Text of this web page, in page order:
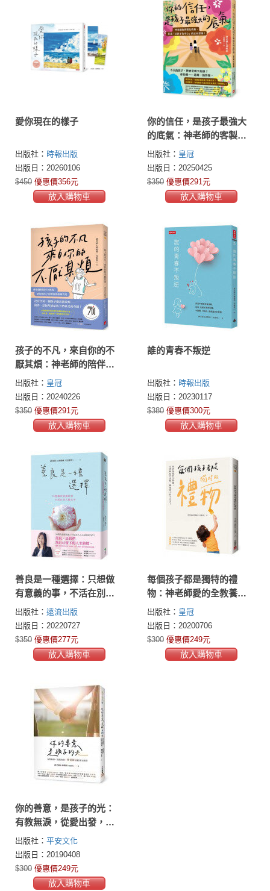
愛你現在的樣子
出版社： 時報出版
出版日：20260106
$450 優惠價356元
放入購物車
你的信任，是孩子最強大
的底氣：神老師的客製化
教養，打造「以孩子為中
心」的正向思維！
出版社： 皇冠
出版日：20250425
$350 優惠價291元
放入購物車
孩子的不凡，來自你的不
厭其煩：神老師的陪伴全
教養，讓每個孩子的價值
都能被看見
出版社： 皇冠
出版日：20240226
$350 優惠價291元
放入購物車
誰的青春不叛逆
出版社： 時報出版
出版日：20230117
$380 優惠價300元
放入購物車
善良是一種選擇：只想做
有意義的事，不活在別人
眼光中
出版社： 遠流出版
出版日：20220727
$350 優惠價277元
放入購物車
每個孩子都是獨特的禮
物：神老師愛的全教養，
用理解取代責備，擁抱孩
子的不完美！
出版社： 皇冠
出版日：20200706
$300 優惠價249元
放入購物車
你的善意，是孩子的光：
有教無淚，從愛出發，神
老師的陪伴全教養
出版社： 平安文化
出版日：20190408
$300 優惠價249元
放入購物車